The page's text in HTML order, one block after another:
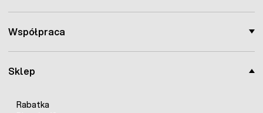
Sklep
Rabatka
Współpraca